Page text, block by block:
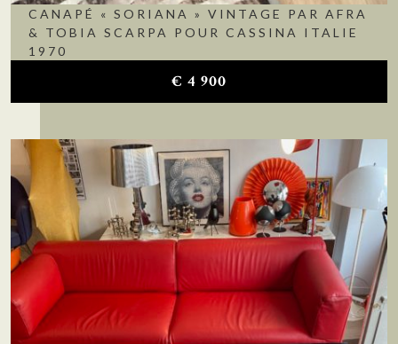
CANAPÉ « SORIANA » VINTAGE PAR AFRA
& TOBIA SCARPA POUR CASSINA ITALIE
1970
€ 4 900